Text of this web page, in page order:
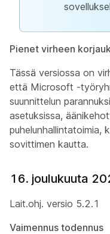
Pienet virheen
Tässä versiossa on
että Microsoft -
suunnittelun
asetuksissa,
puhelunhallintatoimia,
sovittimen kautta.
16. joulukuuta
Lait.ohj. versio 5.2.1
Vaimennus todennus